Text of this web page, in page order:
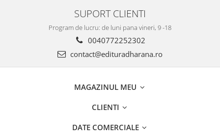
SUPORT CLIENTI
Program de lucru: de luni pana vineri, 9 -18
0040772252302
contact@edituradharana.ro
MAGAZINUL MEU
CLIENTI
DATE COMERCIALE